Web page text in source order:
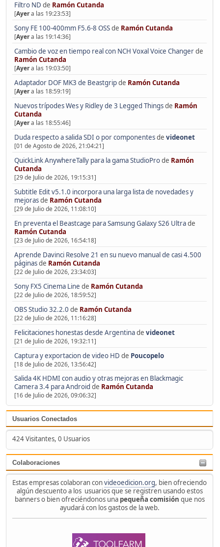
Filtro ND de Ramón Cutanda
[Ayera las 19:23:53]
Sony FE 100-400mm F5.6-8 OSSde Ramón Cutanda
[Ayera las 19:14:36]
Cambio de voz en tiempo real con NCH Voxal Voice Changerde
Ramón Cutanda
[Ayera las 19:03:50]
Adaptador DOF MK3 de Beastgripde Ramón Cutanda
[Ayera las 18:59:19]
Nuevos trípodes Wes y Ridley de 3 Legged Thingsde Ramón
Cutanda
[Ayera las 18:55:46]
Duda respecto a salida SDI o por componentesde videonet
[01 de Agosto de 2026, 21:04:21]
QuickLink AnywhereTally para la gama StudioProde Ramón
Cutanda
[29 de Julio de 2026, 19:15:31]
Subtitle Edit v5.1.0 incorpora una larga lista de novedades y
mejorasde Ramón Cutanda
[29 de Julio de 2026, 11:08:10]
En preventa el Beastcage para Samsung Galaxy S26 Ultrade
Ramón Cutanda
[23 de Julio de 2026, 16:54:18]
Aprende Davinci Resolve 21 en su nuevo manual de casi 4.500
páginasde Ramón Cutanda
[22 de Julio de 2026, 23:34:03]
Sony FX5 Cinema Line de Ramón Cutanda
[22 de Julio de 2026, 18:59:52]
OBS Studio 32.2.0 de Ramón Cutanda
[22 de Julio de 2026, 11:16:28]
Felicitaciones honestas desde Argentinade videonet
[21 de Julio de 2026, 19:32:11]
Captura y exportacion de video HD de Poucopelo
[18 de Julio de 2026, 13:56:42]
Salida 4K HDMI con audio y otras mejoras en Blackmagic
Camera 3.4 para Android de Ramón Cutanda
[16 de Julio de 2026, 09:06:32]
Usuarios Conectados
424 Visitantes, 0 Usuarios
Colaboraciones
Estas empresas colaboran convideoedicion.org, bien ofreciendo
algún descuento a los usuarios que se registren usando estos
banners o bien ofreciéndonos una pequeña comisión que nos
ayudará con los gastos de la web.